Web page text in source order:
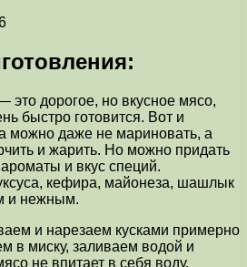
дорогое, но вкусное мясо,
быстро готовится. Вот и
можно даже не мариновать, а
и жарить. Но можно придать
и вкус специй.
кефира, майонеза, шашлык
и нежным.
и нарезаем кусками примерно
в миску, заливаем водой и
не впитает в себя воду.